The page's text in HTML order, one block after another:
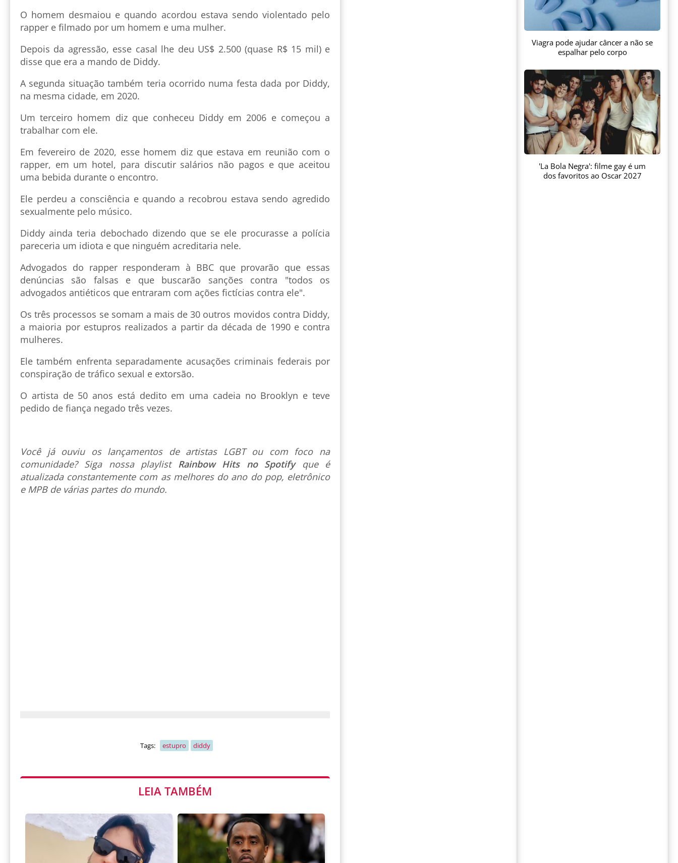
O homem desmaiou e quando acordou estava sendo violentado pelo
rapper e filmado por um homem e uma mulher.
Depois da agressão, esse casal lhe deu US$ 2.500 (quase R$ 15 mil) e
disse que era a mando de Diddy.
A segunda situação também teria ocorrido numa festa dada por Diddy,
na mesma cidade, em 2020.
Um terceiro homem diz que conheceu Diddy em 2006 e começou a
trabalhar com ele.
Em fevereiro de 2020, esse homem diz que estava em reunião com o
rapper, em um hotel, para discutir salários não pagos e que aceitou
uma bebida durante o encontro.
Ele perdeu a consciência e quando a recobrou estava sendo agredido
sexualmente pelo músico.
Diddy ainda teria debochado dizendo que se ele procurasse a polícia
pareceria um idiota e que ninguém acreditaria nele.
Advogados do rapper responderam à BBC que provarão que essas
denúncias são falsas e que buscarão sanções contra "todos os
advogados antiéticos que entraram com ações fictícias contra ele".
Os três processos se somam a mais de 30 outros movidos contra Diddy,
a maioria por estupros realizados a partir da década de 1990 e contra
mulheres.
Ele também enfrenta separadamente acusações criminais federais por
conspiração de tráfico sexual e extorsão.
O artista de 50 anos está dedito em uma cadeia no Brooklyn e teve
pedido de fiança negado três vezes.
Você já ouviu os lançamentos de artistas LGBT ou com foco na
comunidade? Siga nossa playlist Rainbow Hits no Spotify que é
atualizada constantemente com as melhores do ano do pop, eletrônico
e MPB de várias partes do mundo.
Tags: estupro diddy
LEIA TAMBÉM
Viagra pode ajudar câncer a não se
espalhar pelo corpo
'La Bola Negra': filme gay é um
dos favoritos ao Oscar 2027